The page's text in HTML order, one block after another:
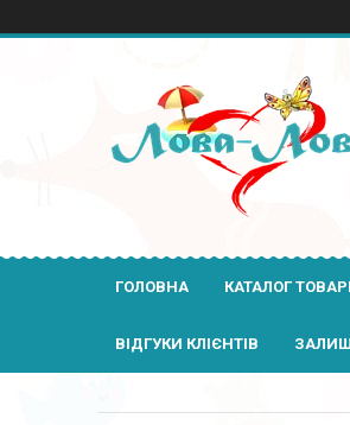
ГОЛОВНА КАТАЛОГ
ВІДГУКИ КЛІЄНТІВ